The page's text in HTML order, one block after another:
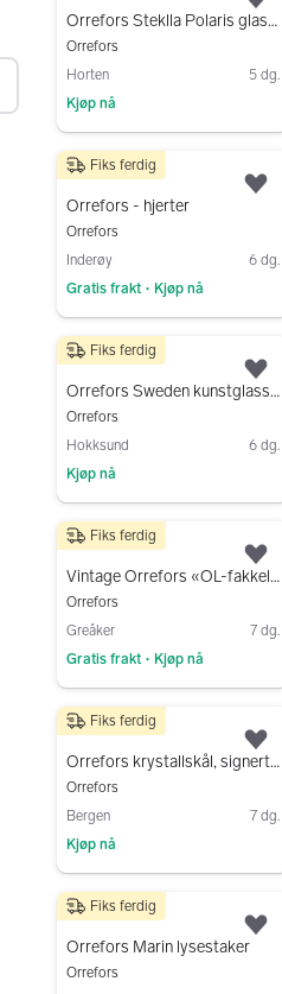
Orrefors Steklla Polaris glassvase, kr 550,-
Orrefors
Horten
5 dg.
Kjøp nå
250 kr
Orrefors - hjerter
Orrefors
Inderøy
6 dg.
Gratis frakt • Kjøp nå
Fiks ferdig
500 kr
Orrefors Sweden kunstglassbolle– 14 cm – original etikett
Orrefors
Hokksund
6 dg.
Kjøp nå
Fiks ferdig
150 kr
Vintage Orrefors «OL-fakkelen» telysestake – Lars Hellsten design
Orrefors
Greåker
7 dg.
Gratis frakt • Kjøp nå
Fiks ferdig
450 kr
Orrefors krystallskål, signert orrefors under
Orrefors
Bergen
7 dg.
Kjøp nå
Fiks ferdig
300 kr
Orrefors Marin lysestaker
Orrefors
Fiks ferdig